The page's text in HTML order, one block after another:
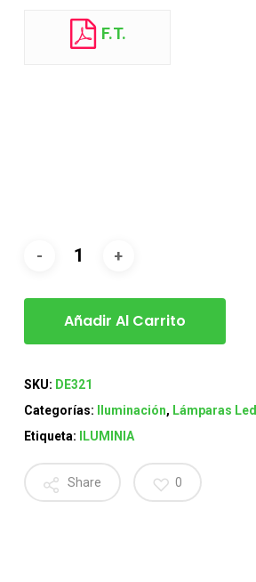
F.T.
Añadir Al Carrito
SKU: DE321
Categorías:
Iluminación, Lámparas Led
Etiqueta:
ILUMINIA
Share 0